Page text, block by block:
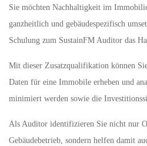
Sie möchten Nachhaltigkeit im
ganzheitlich und gebäudespezifisch
Schulung zum SustainFM Auditor das
Mit dieser Zusatzqualifikation können
Daten für eine Immobile erheben und
minimiert werden sowie die
Als Auditor identifizieren Sie nicht nur
Gebäudebetrieb, sondern helfen damit